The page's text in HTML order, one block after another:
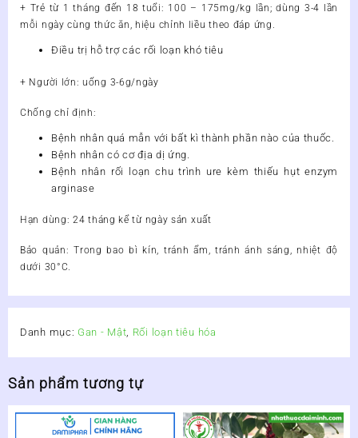
+ Trẻ từ 1 tháng đến 18 tuổi: 100 – 175mg/kg lần; dùng 3-4 lần
mỗi ngày cùng thức ăn, hiệu chỉnh liều theo đáp ứng.
Điều trị hỗ trợ các rối loạn khó tiêu
+ Người lớn: uống 3-6g/ngày
Chống chỉ định:
Bệnh nhân quá mẫn với bất kì thành phần nào của thuốc.
Bệnh nhân có cơ địa dị ứng.
Bệnh nhân rối loạn chu trình ure kèm thiếu hụt enzym
arginase
Hạn dùng: 24 tháng kể từ ngày sản xuất
Bảo quản: Trong bao bì kín, tránh ẩm, tránh ánh sáng, nhiệt độ
dưới 30°C.
Danh mục: Gan - Mật, Rối loạn tiêu hóa
Sản phẩm tương tự